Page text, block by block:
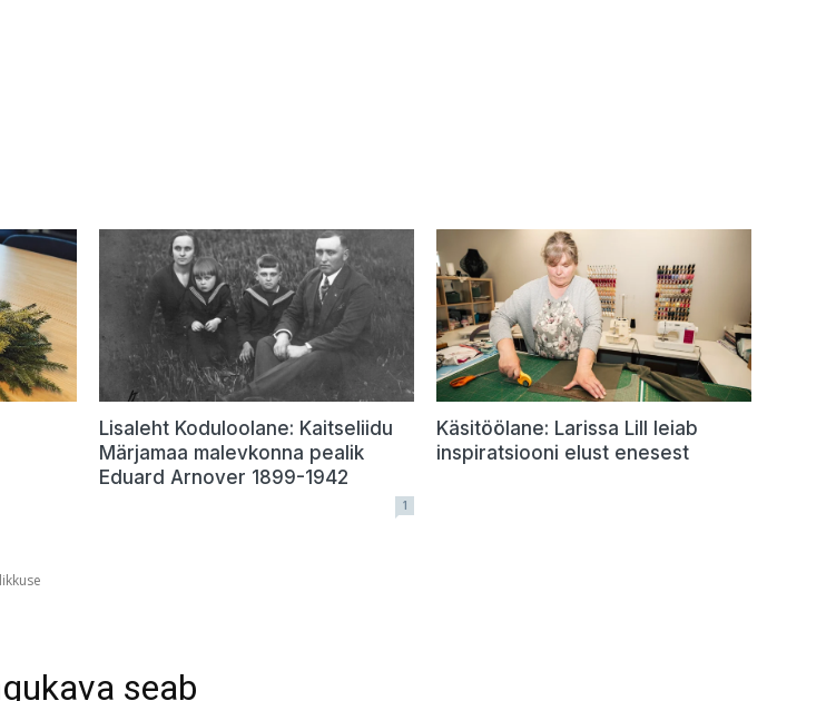
Lisaleht Koduloolane: Kaitseliidu
Märjamaa malevkonna pealik
Eduard Arnover 1899-1942
1
Käsitöölane: Larissa Lill leiab
inspiratsiooni elust enesest